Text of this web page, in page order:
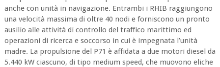
anche con unità in navigazione. Entrambi i RHIB raggiungono
una velocità massima di oltre 40 nodi e forniscono un pronto
ausilio alle attività di controllo del traffico marittimo ed
operazioni di ricerca e soccorso in cui è impegnata l’unità
madre. La propulsione del P71 è affidata a due motori diesel da
5.440 kW ciascuno, di tipo medium speed, che muovono eliche